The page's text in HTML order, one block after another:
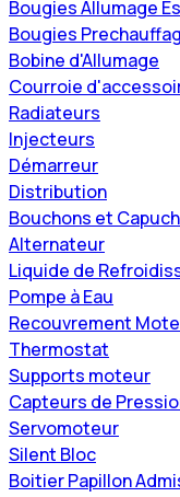
Bougies Allumage
Bougies
Bobine d'Allumage
Courroie
Radiateurs
Injecteurs
Démarreur
Distribution
Bouchons et
Alternateur
Liquide de
Pompe à Eau
Recouvrement
Thermostat
Supports moteur
Capteurs de
Servomoteur
Silent Bloc
Boitier Papillon